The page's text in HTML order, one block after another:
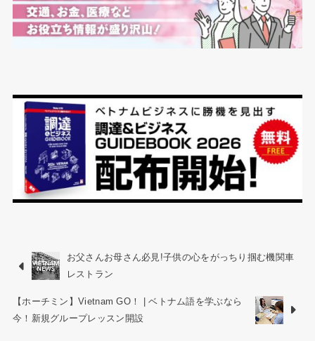
お父さんお母さん必見!子供の心をがっちり掴む機関車
レストラン
【ホーチミン】Vietnam GO！ | ベトナム語を学ぶなら
今！新規グループレッスン開設